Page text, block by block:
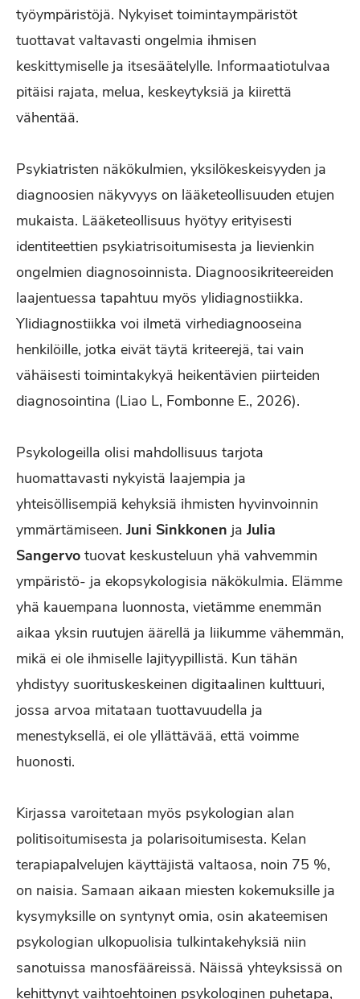
työympäristöjä. Nykyiset toimintaympäristöt
tuottavat valtavasti ongelmia ihmisen
keskittymiselle ja itsesäätelylle. Informaatiotulvaa
pitäisi rajata, melua, keskeytyksiä ja kiirettä
vähentää.
Psykiatristen näkökulmien, yksilökeskeisyyden ja
diagnoosien näkyvyys on lääketeollisuuden etujen
mukaista. Lääketeollisuus hyötyy erityisesti
identiteettien psykiatrisoitumisesta ja lievienkin
ongelmien diagnosoinnista. Diagnoosikriteereiden
laajentuessa tapahtuu myös ylidiagnostiikka.
Ylidiagnostiikka voi ilmetä virhediagnooseina
henkilöille, jotka eivät täytä kriteerejä, tai vain
vähäisesti toimintakykyä heikentävien piirteiden
diagnosointina (Liao L, Fombonne E., 2026).
Psykologeilla olisi mahdollisuus tarjota
huomattavasti nykyistä laajempia ja
yhteisöllisempiä kehyksiä ihmisten hyvinvoinnin
ymmärtämiseen. Juni Sinkkonen ja Julia
Sangervo tuovat keskusteluun yhä vahvemmin
ympäristö- ja ekopsykologisia näkökulmia. Elämme
yhä kauempana luonnosta, vietämme enemmän
aikaa yksin ruutujen äärellä ja liikumme vähemmän,
mikä ei ole ihmiselle lajityypillistä. Kun tähän
yhdistyy suorituskeskeinen digitaalinen kulttuuri,
jossa arvoa mitataan tuottavuudella ja
menestyksellä, ei ole yllättävää, että voimme
huonosti.
Kirjassa varoitetaan myös psykologian alan
politisoitumisesta ja polarisoitumisesta. Kelan
terapiapalvelujen käyttäjistä valtaosa, noin 75 %,
on naisia. Samaan aikaan miesten kokemuksille ja
kysymyksille on syntynyt omia, osin akateemisen
psykologian ulkopuolisia tulkintakehyksiä niin
sanotuissa manosfääreissä. Näissä yhteyksissä on
kehittynyt vaihtoehtoinen psykologinen puhetapa,